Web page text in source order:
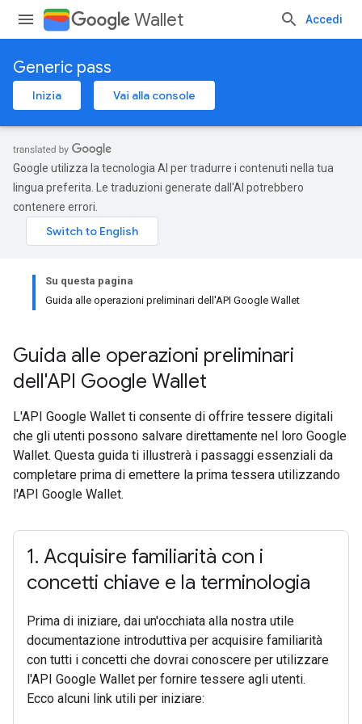
Wallet Accedi
Generic pass
Inizia Vai alla console
Google utilizza la tecnologia AI per tradurre i contenuti nella tua
lingua preferita. Le traduzioni generate dall'AI potrebbero
contenere errori.
Su questa pagina
Guida alle operazioni preliminari dell'API Google Wallet
Guida alle operazioni preliminari
dell'API Google Wallet
L'API Google Wallet ti consente di offrire tessere digitali
che gli utenti possono salvare direttamente nel loro Google
Wallet. Questa guida ti illustrerà i passaggi essenziali da
completare prima di emettere la prima tessera utilizzando
l'API Google Wallet.
1. Acquisire familiarità con i
concetti chiave e la terminologia
Prima di iniziare, dai un'occhiata alla nostra utile
documentazione introduttiva per acquisire familiarità
con tutti i concetti che dovrai conoscere per utilizzare
l'API Google Wallet per fornire tessere agli utenti.
Ecco alcuni link utili per iniziare: